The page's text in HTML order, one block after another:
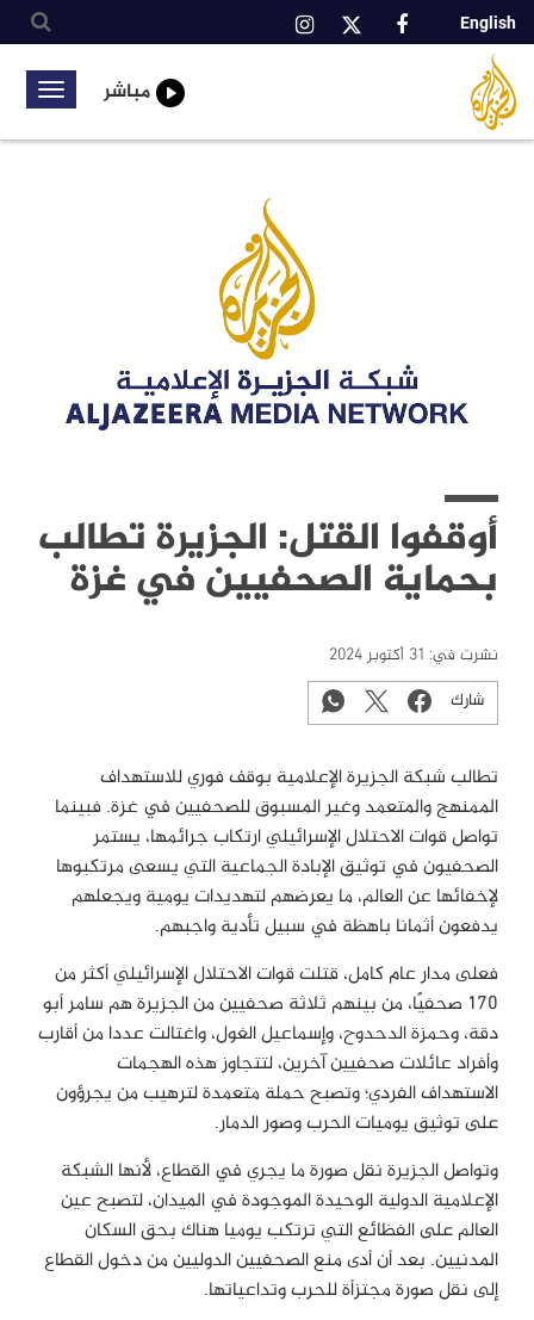
English
شبكة
الإعلامية
شبكة
عالمية
Toggle
مباشر
أوقفوا القتل: الجزيرة تطالب
بحماية الصحفيين في غزة
نشرت في: 31 أكتوبر 2024
شارك
تطالب شبكة الجزيرة الإعلامية بوقف فوري للاستهداف
الممنهج والمتعمد وغير المسبوق للصحفيين في غزة. فبينما
تواصل قوات الاحتلال الإسرائيلي ارتكاب جرائمها، يستمر
الصحفيون في توثيق الإبادة الجماعية التي يسعى مرتكبوها
لإخفائها عن العالم، ما يعرضهم لتهديدات يومية ويجعلهم
يدفعون أثمانا باهظة في سبيل تأدية واجبهم.
فعلى مدار عام كامل، قتلت قوات الاحتلال الإسرائيلي أكثر من
170 صحفيًا، من بينهم ثلاثة صحفيين من الجزيرة هم سامر أبو
دقة، وحمزة الدحدوح، وإسماعيل الغول، واغتالت عددا من أقارب
وأفراد عائلات صحفيين آخرين، لتتجاوز هذه الهجمات
الاستهداف الفردي؛ وتصبح حملة متعمدة لترهيب من يجرؤون
على توثيق يوميات الحرب وصور الدمار.
وتواصل الجزيرة نقل صورة ما يجري في القطاع، لأنها الشبكة
الإعلامية الدولية الوحيدة الموجودة في الميدان، لتصبح عين
العالم على الفظائع التي ترتكب يوميا هناك بحق السكان
المدنيين. بعد أن أدى منع الصحفيين الدوليين من دخول القطاع
إلى نقل صورة مجتزأة للحرب وتداعياتها.